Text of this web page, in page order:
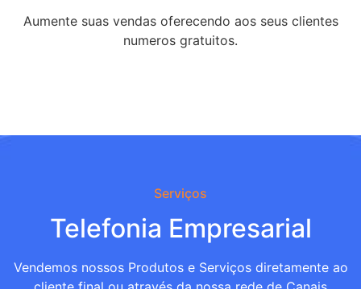
Aumente suas vendas oferecendo aos seus clientes
numeros gratuitos.
Serviços
Telefonia Empresarial
Vendemos nossos Produtos e Serviços diretamente ao